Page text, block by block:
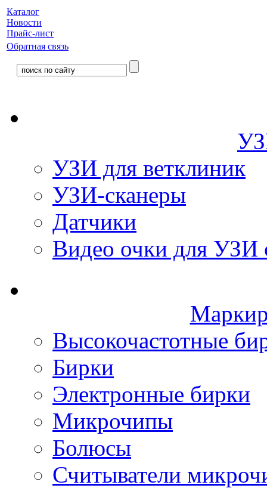
Каталог
Новости
Прайс-лист
Обратная связь
УЗИ для ветклиник
УЗИ-сканеры
Датчики
Видео очки для УЗИ
Высокочастотные
Бирки
Электронные бирки
Микрочипы
Болюсы
Считыватели